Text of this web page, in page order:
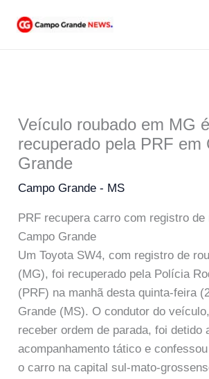
para
Veículo roubado em MG é
recuperado pela PRF em
Grande
Campo Grande - MS
PRF recupera carro com registro de
Campo Grande
Um Toyota SW4, com registro de
(MG), foi recuperado pela Polícia
(PRF) na manhã desta quinta-feira
Grande (MS). O condutor do
receber ordem de parada, foi detido
acompanhamento tático e
o carro na capital sul-mato-